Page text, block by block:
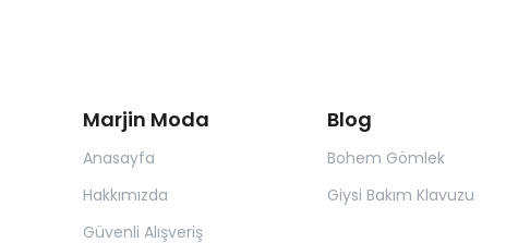
Marjin Moda
Anasayfa
Hakkımızda
Güvenli Alışveriş
Blog
Bohem Gömlek
Giysi Bakım Klavuzu